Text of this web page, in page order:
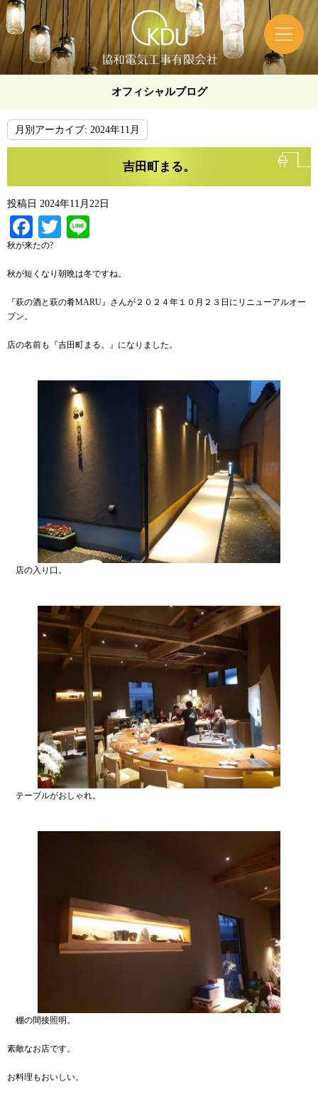
オフィシャルブログ
月別アーカイブ: 2024年11月
吉田町まる。
投稿日 2024年11月22日
Facebook
Twitter
秋が来たの?
秋が短くなり朝晩は冬ですね。
『萩の酒と萩の肴MARU』さんが２０２４年１０月２３日にリニューアルオー
プン。
店の名前も『吉田町まる。』になりました。
店の入り口。
テーブルがおしゃれ。
棚の間接照明。
素敵なお店です。
お料理もおいしい。